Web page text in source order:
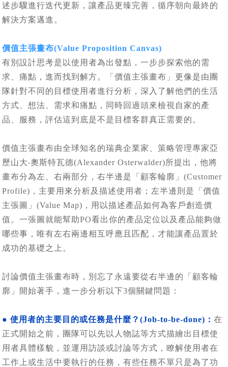
述步驟進行迭代更新，讓產品更臻完善，循序朝向最終的
解決方案邁進。
價值主張畫布(Value Proposition Canvas)
有別設計思考是以使用者為出發點，一步步探索他的需
求、痛點，進而找到解方。「價值主張畫布」更像是由團
隊針對不同的目標使用者進行分析，深入了解他們的生活
方式、想法、需求和痛點，同時回過頭來檢視自家的產
品、服務，評估這到底是不是目標客群真正需要的。
價值主張畫布由全球知名的瑞典企業家、策略管理專家亞
歷山大‧奧斯特瓦德(Alexander Osterwalder)所提出，他將
畫布分為左、右兩部分，右半邊是「顧客輪廓」(Customer
Profile)，主要用來分析及描述使用者；左半邊則是「價值
主張圖」(Value Map)，用以描述產品如何為客戶創造價
值。一張圖就能幫助PO看出你的產品定位以及產品能夠做
哪些事，唯有左右兩邊相互呼應且匹配，才能讓產品置於
成功的基礎之上。
討論價值主張畫布時，別忘了永遠要從右半邊的「顧客輪
廓」開始著手，進一步分析以下3個關鍵問題：
● 使用者的主要目的或任務是什麼？(Job-to-be-done)：在
正式開始之前，團隊可以先以人物誌等方式描繪出目標使
用者具體樣貌，並運用訪談或討論等方式，瞭解使用者在
工作上或生活中要執行的任務，有些任務不單只是為了功